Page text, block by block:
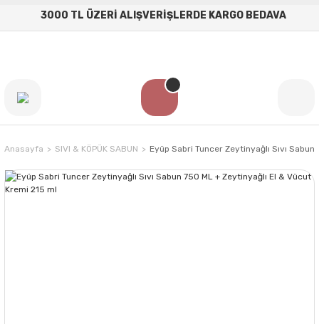
3000 TL ÜZERİ ALIŞVERİŞLERDE KARGO BEDAVA
Anasayfa SIVI & KÖPÜK SABUN Eyüp Sabri Tuncer Zeytinyağlı Sıvı